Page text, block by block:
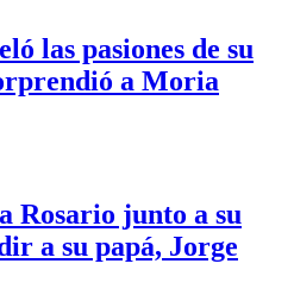
las pasiones de su
a Moria
Rosario junto a su
a su papá, Jorge